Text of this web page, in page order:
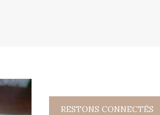
RESTONS CONNECTÉS